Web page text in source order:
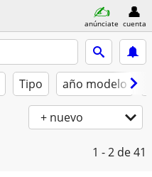
anúnciate cuenta
Tipo año modelo
+ nuevo
1 - 2 de 41